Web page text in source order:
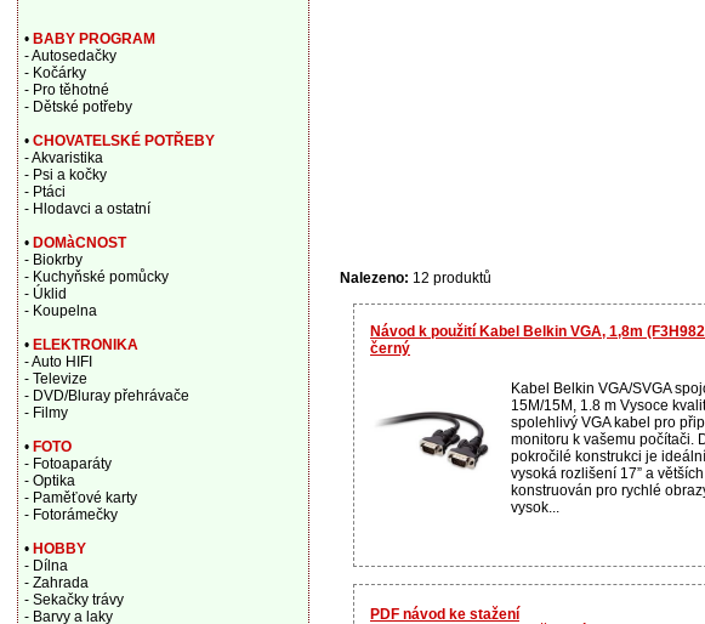
Nalezeno: 12 produktů
Návod k použití Kabel Belkin VGA, 1,8m
černý
Kabel Belkin VGA/SVGA
15M/15M, 1.8 m Vysoce
spolehlivý VGA kabel pro
monitoru k vašemu počítači.
pokročilé konstrukci je
vysoká rozlišení 17” a
konstruován pro rychlé
vysok...
PDF návod ke stažení
• BABY PROGRAM
- Autosedačky
- Kočárky
- Pro těhotné
- Dětské potřeby
• CHOVATELSKÉ POTŘEBY
- Akvaristika
- Psi a kočky
- Ptáci
- Hlodavci a ostatní
• DOMàCNOST
- Biokrby
- Kuchyňské pomůcky
- Úklid
- Koupelna
• ELEKTRONIKA
- Auto HIFI
- Televize
- DVD/Bluray přehrávače
- Filmy
• FOTO
- Fotoaparáty
- Optika
- Paměťové karty
- Fotorámečky
• HOBBY
- Dílna
- Zahrada
- Sekačky trávy
- Barvy a laky